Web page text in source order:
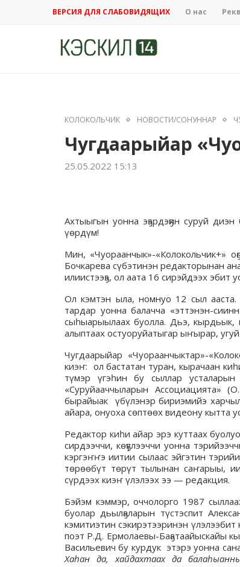
ВЕРСИЯ ДЛЯ СЛАБОВИДЯЩИХ О нас
КОЛОКОЛЬЧИК НОВОСТИ/СОНУННАР
Чугдаарыйар
25.05.2022 15:13
Ахтыыгын уонна эҕэрдэҕин суруй
үөрдүм!
Мин, «Чуораанчык»-«Колокольчик+»
Бочкарева сүбэтинэн редакторынан
илиистээҕэ, ол аата 16 сирэйдээх эбит
Ол кэмтэн ыла, номнуо 12 сыл ааста.
тардар уонна балачча «эттэнэн-
сыһыарыылаах буолла. Дьэ, кырдьык,
алыптаах остуоруйатыгар ыҥырар,
Чугдаарыйар «Чуораанчыктар»-
киэҥ: ол бастатан туран, кырачаан
түмэр үгэһин бу сыллар
«Суруйааччыларын Ассоциацията»
бырайыак үбүлэнэр бириэмийэ
айара, онуоха сөптөөх видеону кытта
Редактор киһи айар эрэ куттаах
сирдээччи, көҕүлээччи уонна
кэргэҥҥэ иитии сылаас эйгэтин
төрөөбүт төрүт тылынан саҥарыы,
сүрдээх киэҥ үлэлээх ээ — редакция.
Бэйэм кэммэр, оччолорго 1987
буолар дьылҕаларын түстэспит
кэмитиэтин сэкирэтээринэн
поэт Р.Д. Ермолаевы-Баҕатаайыскайы
Васильевич бу курдук этэрэ уонна
Хаһан да, хайдахтаах да